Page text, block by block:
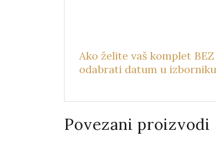
Ako želite vaš komplet
odabrati datum u
Povezani proizvodi